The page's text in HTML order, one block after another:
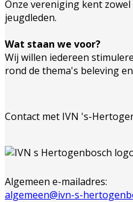
Onze vereniging kent zowel
jeugdleden.
Wat staan we voor?
Wij willen iedereen
rond de thema's beleving
Contact met IVN 's-
Algemeen e-mailadres:
algemeen@ivn-s-